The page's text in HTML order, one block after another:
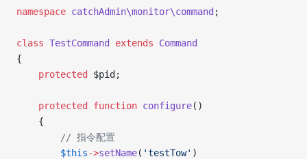
namespace catchAdmin\monitor\command ;
class TestCommand extends Command
{
    protected
$pid;
    protected
function configure()
    {
        // 指令配置
        $this
->setName( 'testTow' )